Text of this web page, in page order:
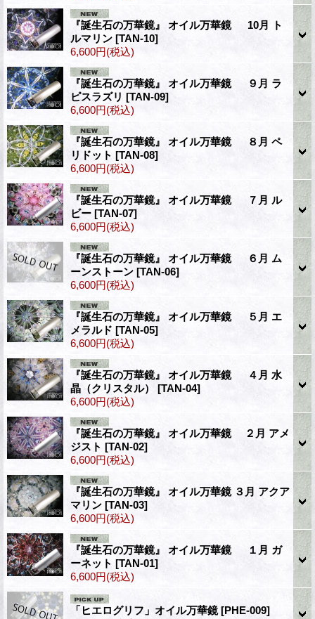
『誕生石の万華鏡』 オイル万華鏡 10月 ト
ルマリン [TAN-10]
6,600円(税込)
『誕生石の万華鏡』 オイル万華鏡 ９月 ラ
ピスラズリ [TAN-09]
6,600円(税込)
『誕生石の万華鏡』 オイル万華鏡 ８月 ペ
リドット [TAN-08]
6,600円(税込)
『誕生石の万華鏡』 オイル万華鏡 ７月 ル
ビー [TAN-07]
6,600円(税込)
『誕生石の万華鏡』 オイル万華鏡 ６月 ム
ーンストーン [TAN-06]
6,600円(税込)
『誕生石の万華鏡』 オイル万華鏡 ５月 エ
メラルド [TAN-05]
6,600円(税込)
『誕生石の万華鏡』 オイル万華鏡 ４月 水
晶（クリスタル） [TAN-04]
6,600円(税込)
『誕生石の万華鏡』 オイル万華鏡 ２月 アメ
ジスト [TAN-02]
6,600円(税込)
『誕生石の万華鏡』 オイル万華鏡 ３月 アクア
マリン [TAN-03]
6,600円(税込)
『誕生石の万華鏡』 オイル万華鏡 １月 ガ
ーネット [TAN-01]
6,600円(税込)
「ヒエログリフ」オイル万華鏡[PHE-009]